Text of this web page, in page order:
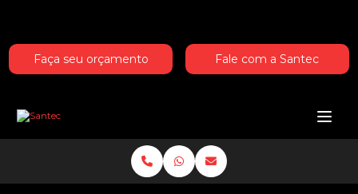
Faça seu orçamento Fale com a Santec